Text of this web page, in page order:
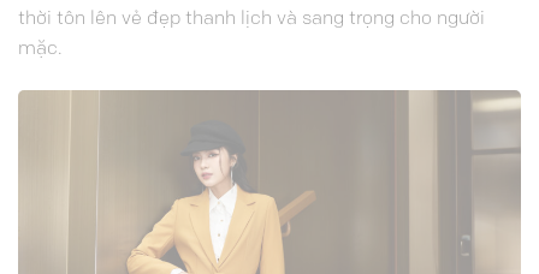
thời tôn lên vẻ đẹp thanh lịch và sang trọng cho người
mặc.